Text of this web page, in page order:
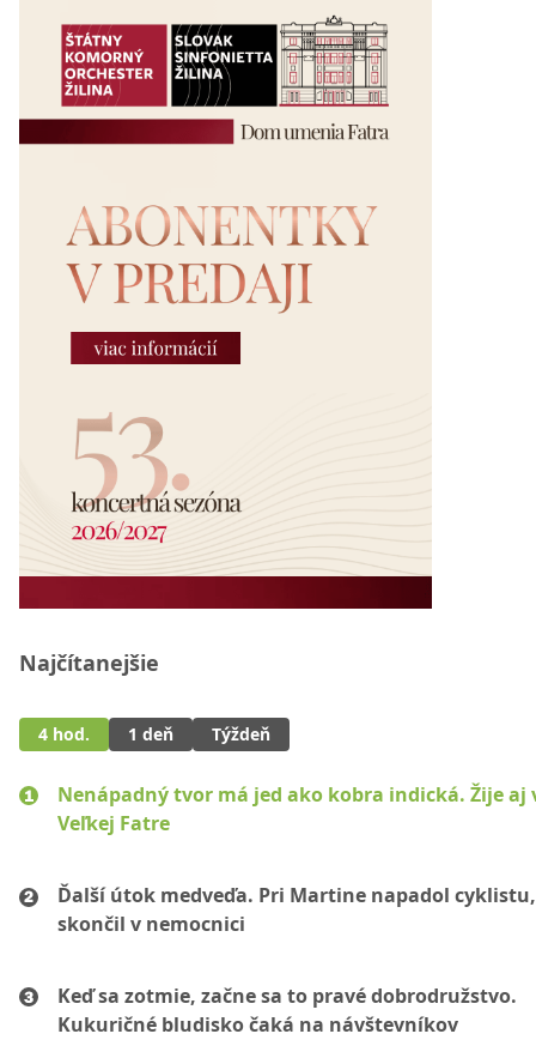
Najčítanejšie
4 hod. 1 deň Týždeň
Nenápadný tvor má jed ako kobra indická. Žije aj
Veľkej Fatre
Ďalší útok medveďa. Pri Martine napadol
skončil v nemocnici
Keď sa zotmie, začne sa to pravé dobrodružstvo.
Kukuričné bludisko čaká na návštevníkov